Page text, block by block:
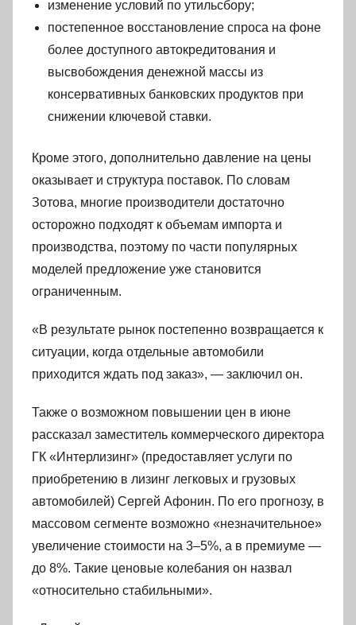
изменение условий по утильсбору;
постепенное восстановление спроса на фоне
более доступного автокредитования и
высвобождения денежной массы из
консервативных банковских продуктов при
снижении ключевой ставки.
Кроме этого, дополнительно давление на цены
оказывает и структура поставок. По словам
Зотова, многие производители достаточно
осторожно подходят к объемам импорта и
производства, поэтому по части популярных
моделей предложение уже становится
ограниченным.
«В результате рынок постепенно возвращается к
ситуации, когда отдельные автомобили
приходится ждать под заказ», — заключил он.
Также о возможном повышении цен в июне
рассказал заместитель коммерческого директора
ГК «Интерлизинг» (предоставляет услуги по
приобретению в лизинг легковых и грузовых
автомобилей) Сергей Афонин. По его прогнозу, в
массовом сегменте возможно «незначительное»
увеличение стоимости на 3–5%, а в премиуме —
до 8%. Такие ценовые колебания он назвал
«относительно стабильными».